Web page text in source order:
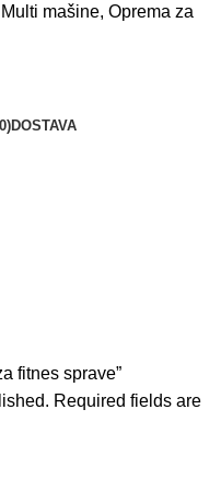
Multi mašine, Oprema za
DOSTAVA
fitnes sprave”
Required fields are